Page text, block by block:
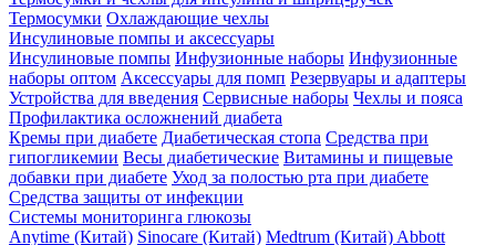
Термосумки Охлаждающие чехлы
Инсулиновые помпы и аксессуары
Инсулиновые помпы Инфузионные наборы Инфузионные
наборы оптом Аксессуары для помп Резервуары и адаптеры
Устройства для введения Сервисные наборы Чехлы и пояса
Профилактика осложнений диабета
Кремы при диабете Диабетическая стопа Средства при
гипогликемии Весы диабетические Витамины и пищевые
добавки при диабете Уход за полостью рта при диабете
Средства защиты от инфекции
Системы мониторинга глюкозы
Anytime (Китай) Sinocare (Китай) Medtrum (Китай) Abbott